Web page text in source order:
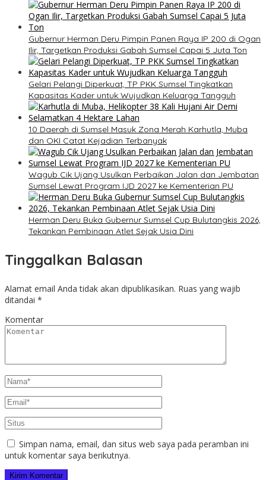
Gubernur Herman Deru Pimpin Panen Raya IP 200 di Ogan
Ilir, Targetkan Produksi Gabah Sumsel Capai 5 Juta Ton
Gelari Pelangi Diperkuat, TP PKK Sumsel Tingkatkan
Kapasitas Kader untuk Wujudkan Keluarga Tangguh
10 Daerah di Sumsel Masuk Zona Merah Karhutla, Muba
dan OKI Catat Kejadian Terbanyak
Wagub Cik Ujang Usulkan Perbaikan Jalan dan Jembatan
Sumsel Lewat Program IJD 2027 ke Kementerian PU
Herman Deru Buka Gubernur Sumsel Cup Bulutangkis 2026,
Tekankan Pembinaan Atlet Sejak Usia Dini
Tinggalkan Balasan
Alamat email Anda tidak akan dipublikasikan. Ruas yang wajib
ditandai *
Komentar
Simpan nama, email, dan situs web saya pada peramban ini
untuk komentar saya berikutnya.